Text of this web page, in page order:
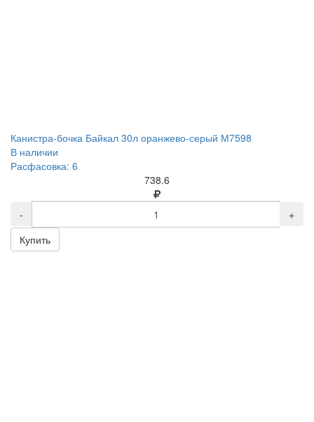
Канистра-бочка Байкал 30л оранжево-серый М7598
В наличии
Расфасовка: 6
738.6
-
+
Купить